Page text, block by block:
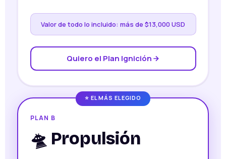
Valor de todo lo incluido: más de $13,000 USD
Quiero el Plan Ignición
⭐ EL MÁS ELEGIDO
PLAN B
🛸 Propulsión